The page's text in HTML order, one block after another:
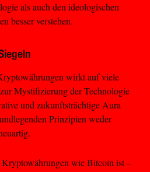
als auch den ideologischen
besser verstehen.
wirkt auf viele
Mystifizierung der Technologie
und zukunftsträchtige Aura
Prinzipien weder
wie Bitcoin ist –